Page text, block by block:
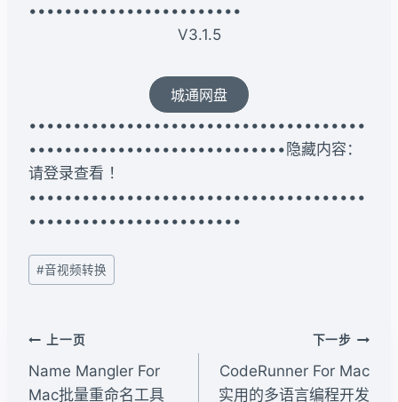
••••••••••••••••••••••••
V3.1.5
城通网盘
••••••••••••••••••••••••••••••••••••••
•••••••••••••••••••••••••••••隐藏内容：
请登录查看 ！
••••••••••••••••••••••••••••••••••••••
••••••••••••••••••••••••
文
章
签：
#音视频转换
文
章
上一页
Name Mangler For
Mac批量重命名工具
下一步
CodeRunner For Mac
实用的多语言编程开发